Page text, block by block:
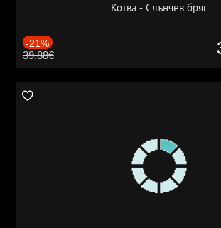
Котва - Слънчев бряг
-21%
39.88€